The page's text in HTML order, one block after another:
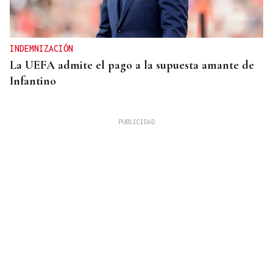
INDEMNIZACIÓN
La UEFA admite el pago a la supuesta amante de
Infantino